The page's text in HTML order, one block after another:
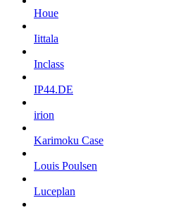
Houe
Iittala
Inclass
IP44.DE
irion
Karimoku Case
Louis Poulsen
Luceplan